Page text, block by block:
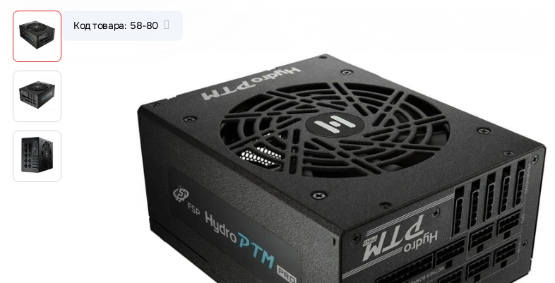
Код товара: 58-80